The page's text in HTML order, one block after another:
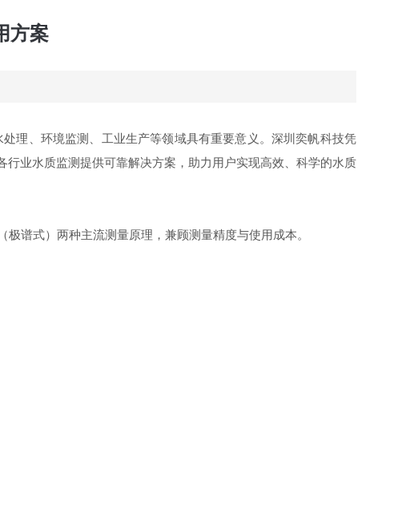
方案
理、环境监测、工业生产等领域具有重要意义。深圳奕帆科技凭
业水质监测提供可靠解决方案，助力用户实现高效、科学的水质
谱式）两种主流测量原理，兼顾测量精度与使用成本。